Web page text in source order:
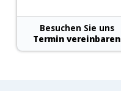
Besuchen Sie uns
Termin vereinbaren